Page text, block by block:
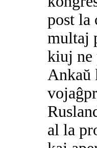
post la
multaj
kiuj ne
Ankaŭ
al la